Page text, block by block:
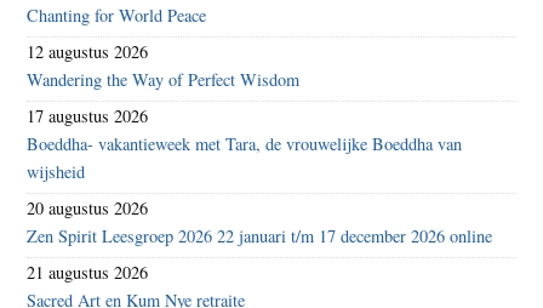
Chanting for World Peace
12 augustus 2026
Wandering the Way of Perfect Wisdom
17 augustus 2026
Boeddha- vakantieweek met Tara, de vrouwelijke Boeddha van
wijsheid
20 augustus 2026
Zen Spirit Leesgroep 2026 22 januari t/m 17 december 2026 online
21 augustus 2026
Sacred Art en Kum Nye retraite